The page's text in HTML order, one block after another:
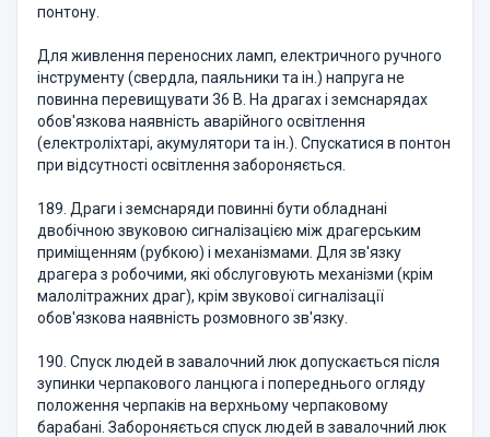
понтону.
Для живлення переносних ламп, електричного ручного
інструменту (свердла, паяльники та ін.) напруга не
повинна перевищувати 36 В. На драгах і земснарядах
обов'язкова наявність аварійного освітлення
(електроліхтарі, акумулятори та ін.). Спускатися в понтон
при відсутності освітлення забороняється.
189. Драги і земснаряди повинні бути обладнані
двобічною звуковою сигналізацією між драгерським
приміщенням (рубкою) і механізмами. Для зв'язку
драгера з робочими, які обслуговують механізми (крім
малолітражних драг), крім звукової сигналізації
обов'язкова наявність розмовного зв'язку.
190. Спуск людей в завалочний люк допускається після
зупинки черпакового ланцюга і попереднього огляду
положення черпаків на верхньому черпаковому
барабані. Забороняється спуск людей в завалочний люк